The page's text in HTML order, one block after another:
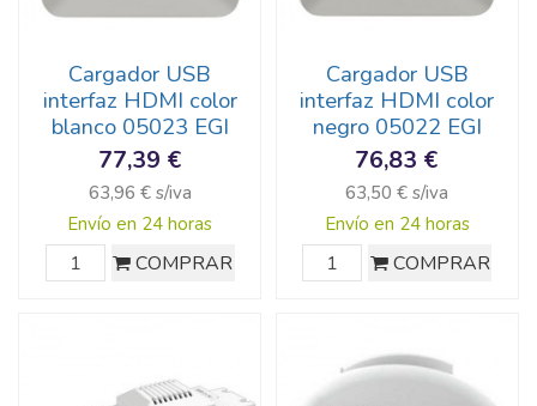
Cargador USB
interfaz HDMI color
blanco 05023 EGI
77,39 €
63,96 € s/iva
Envío en 24 horas
COMPRAR
Cargador USB
interfaz HDMI color
negro 05022 EGI
76,83 €
63,50 € s/iva
Envío en 24 horas
COMPRAR